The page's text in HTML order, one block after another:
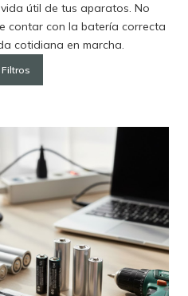
útil de tus aparatos. No
contar con la batería correcta
cotidiana en marcha.
Filtros